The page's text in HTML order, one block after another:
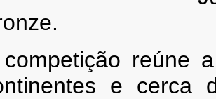
reúne
e cerca